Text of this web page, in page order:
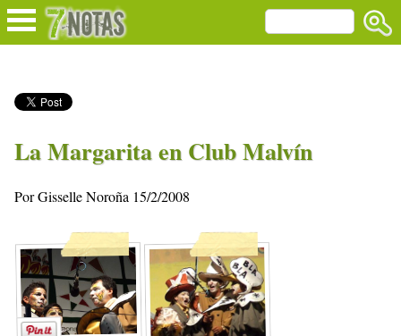
La Margarita en Club Malvín
Por Gisselle Noroña 15/2/2008